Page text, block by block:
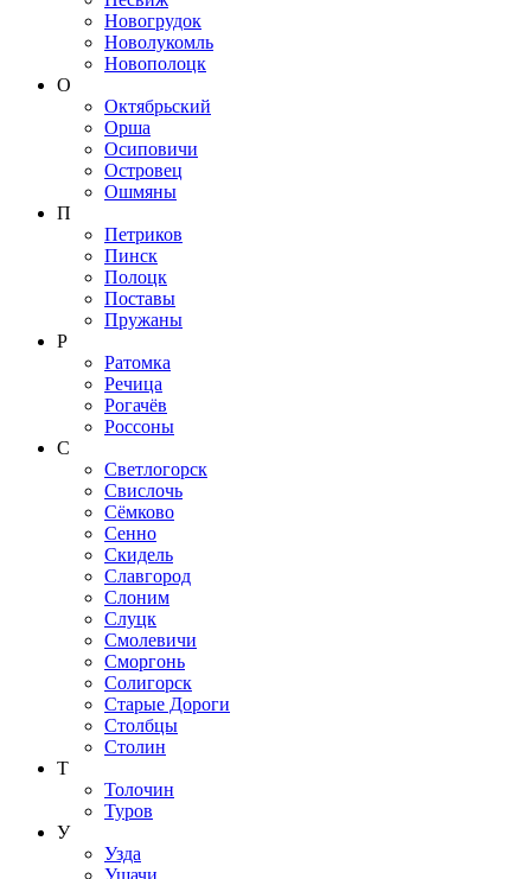
Новогрудок
Новолукомль
Новополоцк
О
Октябрьский
Орша
Осиповичи
Островец
Ошмяны
П
Петриков
Пинск
Полоцк
Поставы
Пружаны
Р
Ратомка
Речица
Рогачёв
Россоны
С
Светлогорск
Свислочь
Сёмково
Сенно
Скидель
Славгород
Слоним
Слуцк
Смолевичи
Сморгонь
Солигорск
Старые Дороги
Столбцы
Столин
Т
Толочин
Туров
У
Узда